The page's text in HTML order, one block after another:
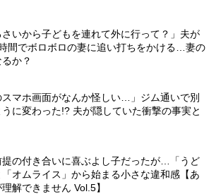
さいから子どもを連れて外に行って？」夫が
間でボロボロの妻に追い打ちをかける…妻の
か？
スマホ画面がなんか怪しい…」ジム通いで別
うに変わった!? 夫が隠していた衝撃の事実と
提の付き合いに喜ぶよし子だったが…「うど
「オムライス」から始まる小さな違和感【あ
解できません Vol.5】